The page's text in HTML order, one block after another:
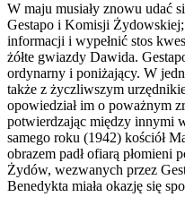
W maju musiały znowu udać
Gestapo i Komisji
informacji i wypełnić stos
żółte gwiazdy Dawida.
ordynarny i poniżający. W
także z życzliwszym
opowiedział im o poważnym
potwierdzając między innymi
samego roku (1942) kościół
obrazem padł ofiarą płomieni
Żydów, wezwanych przez
Benedykta miała okazję się